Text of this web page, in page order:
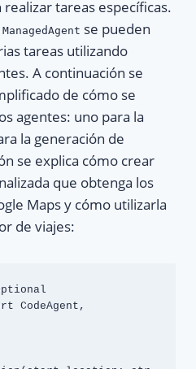
tareas específicas.
ManagedAgent se pueden
tareas utilizando
A continuación se
de cómo se
agentes: uno para la
la generación de
se explica cómo crear
que obtenga los
Maps y cómo utilizarla
de viajes:
CodeAgent,